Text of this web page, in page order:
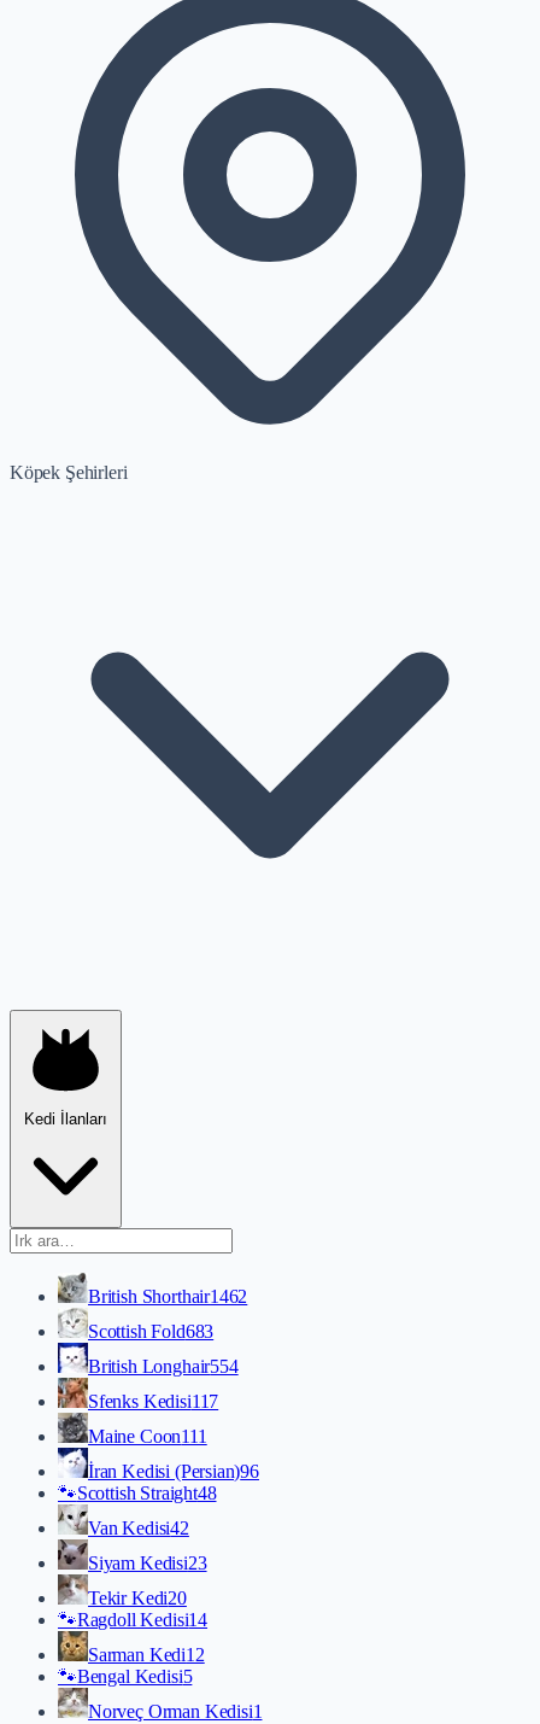
Köpek Şehirleri
Kedi İlanları
British Shorthair1462
Scottish Fold683
British Longhair554
Sfenks Kedisi117
Maine Coon111
İran Kedisi (Persian)96
🐾Scottish Straight48
Van Kedisi42
Siyam Kedisi23
Tekir Kedi20
🐾Ragdoll Kedisi14
Sarman Kedi12
🐾Bengal Kedisi5
Norveç Orman Kedisi1